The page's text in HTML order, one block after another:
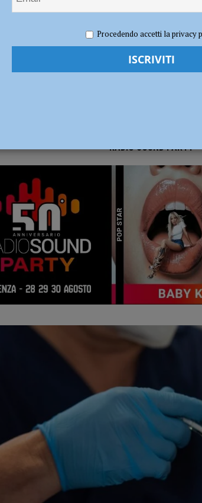
(FdI): “Verificare subito la situazione nella provincia di
RADIO SOUND PARTY
Procedendo accetti la privacy